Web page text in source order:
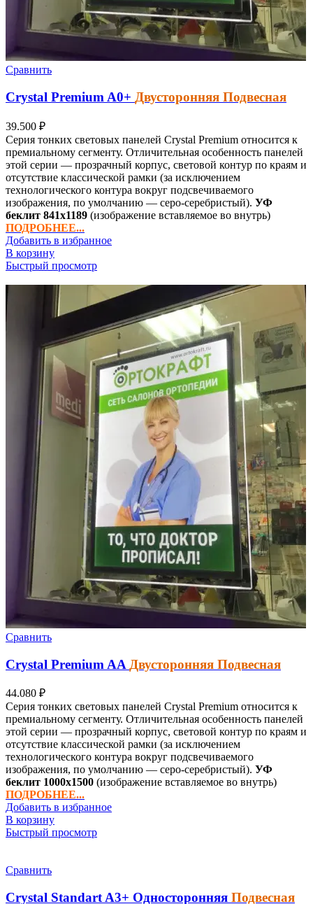
Сравнить
Crystal Premium A0+ Двусторонняя Подвесная
39.500 ₽
Серия тонких световых панелей Crystal Premium относится к
премиальному сегменту. Отличительная особенность панелей
этой серии — прозрачный корпус, световой контур по краям и
отсутствие классической рамки (за исключением
технологического контура вокруг подсвечиваемого
изображения, по умолчанию — серо-серебристый). УФ
беклит 841х1189 (изображение вставляемое во внутрь)
ПОДРОБНЕЕ...
Добавить в избранное
В корзину
Быстрый просмотр
Сравнить
Crystal Premium AA Двусторонняя Подвесная
44.080 ₽
Серия тонких световых панелей Crystal Premium относится к
премиальному сегменту. Отличительная особенность панелей
этой серии — прозрачный корпус, световой контур по краям и
отсутствие классической рамки (за исключением
технологического контура вокруг подсвечиваемого
изображения, по умолчанию — серо-серебристый). УФ
беклит 1000х1500 (изображение вставляемое во внутрь)
ПОДРОБНЕЕ...
Добавить в избранное
В корзину
Быстрый просмотр
Сравнить
Crystal Standart A3+ Односторонняя Подвесная